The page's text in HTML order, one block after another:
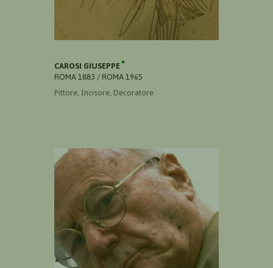
CAROSI GIUSEPPE
ROMA 1883 / ROMA 1965
Pittore, Incisore, Decoratore